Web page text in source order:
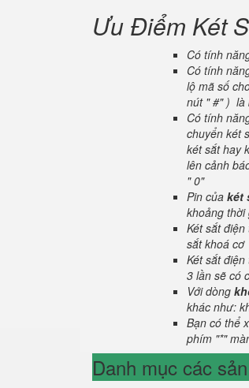
Ưu Điểm Két
Có tính
Có tính
lộ mã số
nút " #" ) là
Có tính
chuyển két
két sắt hay
lên cảnh
" 0"
Pin của két
khoảng
Két sắt
sắt khoá cơ
Két sắt
3 lần sẽ có
Với dòng
khác như:
Bạn có thể
phím "*"
Danh mục các